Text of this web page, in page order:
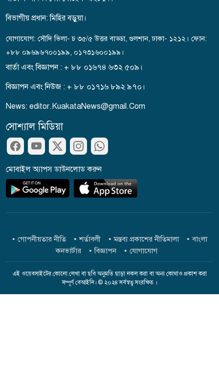
বিভাগীয় প্রধান: মিহির বড়ুয়া।
যোগাযোগ: সৌদি ভিলা- চ ৩৫/৫ উত্তর বাড্ডা, গুলশান, ঢাকা- ১২১২। ফোন:
+৮৮ ০৯৬৯৬৭০০১৯৯, ০১৭৩১৬০০১৯৯।
বার্তা এবং বিজ্ঞাপন : + ৮৮ ০১৬৭৪ ৬৩২ ৫০৯।
বিজ্ঞাপন এবং নিউজ : + ৮৮ ০১৭১৬ ৮৯২ ৯৭০।
News: editor.KuakataNews@gmail.Com
সোশ্যাল মিডিয়া
মোবাইল অ্যাপস ডাউনলোড করুন
গোপনীয়তার নীতি শর্তাবলী মন্তব্য প্রকাশের নীতিমালা
বাংলা
কনভার্টার
বিজ্ঞাপন যোগাযোগ
এই ওয়েবসাইটের কোনো লেখা বা ছবি অনুমতি ছাড়া নকল করা বা অন্য কোথাও প্রকাশ করা
সম্পূর্ণ বেআইনি। © ২০২৪ সর্বস্বত্ব সংরক্ষিত ।